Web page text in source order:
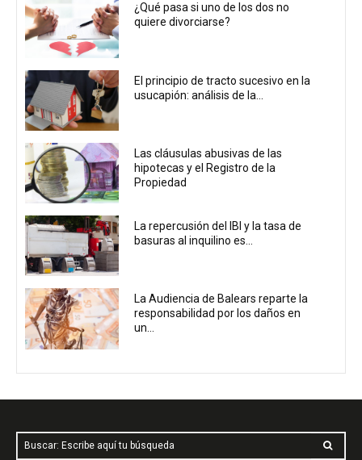
¿Qué pasa si uno de los dos no
quiere divorciarse?
El principio de tracto sucesivo en la
usucapión: análisis de la...
Las cláusulas abusivas de las
hipotecas y el Registro de la
Propiedad
La repercusión del IBI y la tasa de
basuras al inquilino es...
La Audiencia de Balears reparte la
responsabilidad por los daños en
un...
Buscar: Escribe aquí tu búsqueda